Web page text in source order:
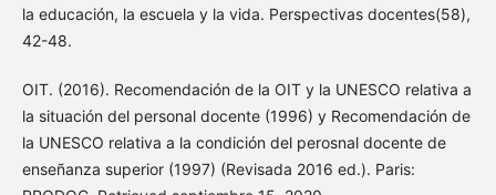
la educación, la escuela y la vida. Perspectivas docentes(58),
42-48.
OIT. (2016). Recomendación de la OIT y la UNESCO relativa a
la situación del personal docente (1996) y Recomendación de
la UNESCO relativa a la condición del perosnal docente de
enseñanza superior (1997) (Revisada 2016 ed.). Paris: